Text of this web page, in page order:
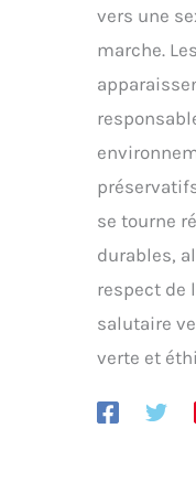
vers une
marche.
se tourne
durables,
respect de
salutaire
verte et